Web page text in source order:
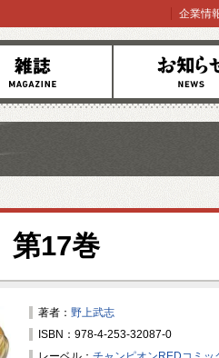
お知らせ
企業情
第17巻
著者： 野上武志
ISBN：978-4-253-32087-0